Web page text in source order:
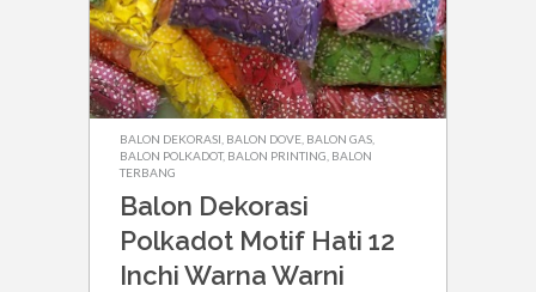
BALON DEKORASI BALON DOVE BALON GAS
BALON POLKADOT, BALON PRINTING BALON
TERBANG
Balon Dekorasi
Polkadot Motif Hati 12
Inchi Warna Warni